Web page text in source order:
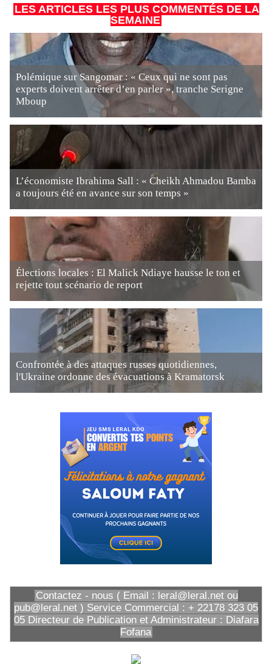
LES ARTICLES LES PLUS COMMENTÉS DE LA
SEMAINE
Polémique sur Sangomar : « Ceux qui ne sont pas
experts doivent arrêter d’en parler », tranche Serigne
Mboup
L’économiste Ibrahima Sall : « Cheikh Ahmadou Bamba
a toujours été en avance sur son temps »
Élections locales : El Malick Ndiaye hausse le ton et
rejette tout scénario de report
Confrontée à des attaques russes quotidiennes,
l'Ukraine ordonne des évacuations à Kramatorsk
Contactez - nous ( Email : leral@leral.net ou
pub@leral.net ) Service Commercial : + 22178 323 05
05 Directeur de Publication et Administrateur : Diafara
Fofana